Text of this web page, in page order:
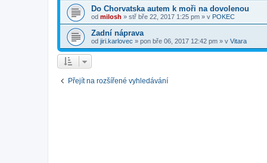
Do Chorvatska autem k moři na dovolenou
od milosh » stř bře 22, 2017 1:25 pm » v POKEC
Zadní náprava
od jiri.karlovec » pon bře 06, 2017 12:42 pm » v Vitara
Přejít na rozšířené vyhledávání